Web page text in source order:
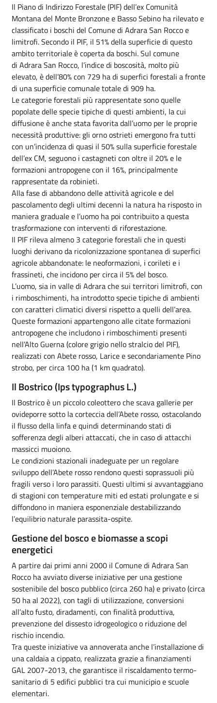
Il Piano di Indirizzo Forestale (PIF) dell’ex Comunità
Montana del Monte Bronzone e Basso Sebino ha rilevato e
classificato i boschi del Comune di Adrara San Rocco e
limitrofi. Secondo il PIF, il 51% della superficie di questo
ambito territoriale è coperta da boschi. Sul comune
di Adrara San Rocco, l’indice di boscosità, molto più
elevato, è dell’80% con 729 ha di superfici forestali a fronte
di una superficie comunale totale di 909 ha.
Le categorie forestali più rappresentate sono quelle
popolate delle specie tipiche di questi ambienti, la cui
diffusione è anche stata favorita dall’uomo per le proprie
necessità produttive: gli orno ostrieti emergono fra tutti
con un’incidenza di quasi il 50% sulla superficie forestale
dell’ex CM, seguono i castagneti con oltre il 20% e le
formazioni antropogene con il 16%, principalmente
rappresentate da robinieti.
Alla fase di abbandono delle attività agricole e del
pascolamento degli ultimi decenni la natura ha risposto in
maniera graduale e l’uomo ha poi contribuito a questa
trasformazione con interventi di riforestazione.
Il PIF rileva almeno 3 categorie forestali che in questi
luoghi derivano da ricolonizzazione spontanea di superfici
agricole abbandonate: le neoformazioni, i corileti e i
frassineti, che incidono per circa il 5% del bosco.
L’uomo, sia in valle di Adrara che sui territori limitrofi, con
i rimboschimenti, ha introdotto specie tipiche di ambienti
con caratteri climatici diversi rispetto a quelli dell’area.
Queste formazioni appartengono alle citate formazioni
antropogene che includono i rimboschimenti presenti
nell’Alto Guerna (colore grigio nello stralcio del PIF),
realizzati con Abete rosso, Larice e secondariamente Pino
strobo, per circa 100 ha (1 km quadrato).
Il Bostrico (Ips typographus L.)
Il Bostrico è un piccolo coleottero che scava gallerie per
ovideporre sotto la corteccia dell’Abete rosso, ostacolando
il flusso della linfa e quindi determinando stati di
sofferenza degli alberi attaccati, che in caso di attacchi
massicci muoiono.
Le condizioni stazionali inadeguate per un regolare
sviluppo dell’Abete rosso rendono questi soprassuoli più
fragili verso i loro parassiti. Questi ultimi si avvantaggiano
di stagioni con temperature miti ed estati prolungate e si
diffondono in maniera esponenziale destabilizzando
l’equilibrio naturale parassita-ospite.
Gestione del bosco e biomasse a scopi
energetici
A partire dai primi anni 2000 il Comune di Adrara San
Rocco ha avviato diverse iniziative per una gestione
sostenibile del bosco pubblico (circa 260 ha) e privato (circa
50 ha al 2022), con tagli di utilizzazione, conversioni
all’alto fusto, diradamenti, con finalità produttiva,
prevenzione del dissesto idrogeologico o riduzione del
rischio incendio.
Tra queste iniziative va annoverata anche l’installazione di
una caldaia a cippato, realizzata grazie a finanziamenti
GAL 2007-2013, che garantisce il riscaldamento termo-
sanitario di 5 edifici pubblici tra cui municipio e scuole
elementari.